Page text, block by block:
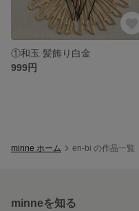
①和玉 髪飾り白金
999円
minne ホーム en-bi の作品一覧
minneを知る